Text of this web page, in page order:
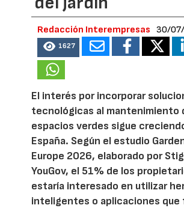
Redacción Interempresas 30/
1627
El interés por incorporar
tecnológicas al mantenimiento
espacios verdes sigue
España. Según el estudio
Europe 2026, elaborado por
YouGov, el 51% de los
estaría interesado en utilizar
inteligentes o aplicaciones